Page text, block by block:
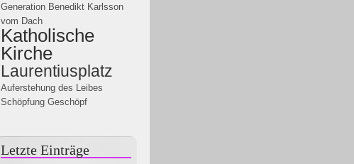
Generation Benedikt Karlsson
vom Dach
Katholische
Kirche
Laurentiusplatz
Auferstehung des Leibes
Schöpfung Geschöpf
Letzte Einträge